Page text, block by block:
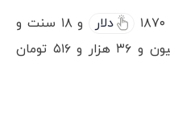
دلار
و ۱۸ سنت و
هر گرم طلای ۱۸ عیار نیز ۱ میلیون و ۳۶ هزار و ۵۱۶ تومان